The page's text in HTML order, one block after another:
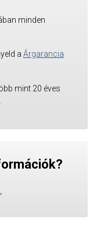
minden
a Árgarancia
mint 20 éves